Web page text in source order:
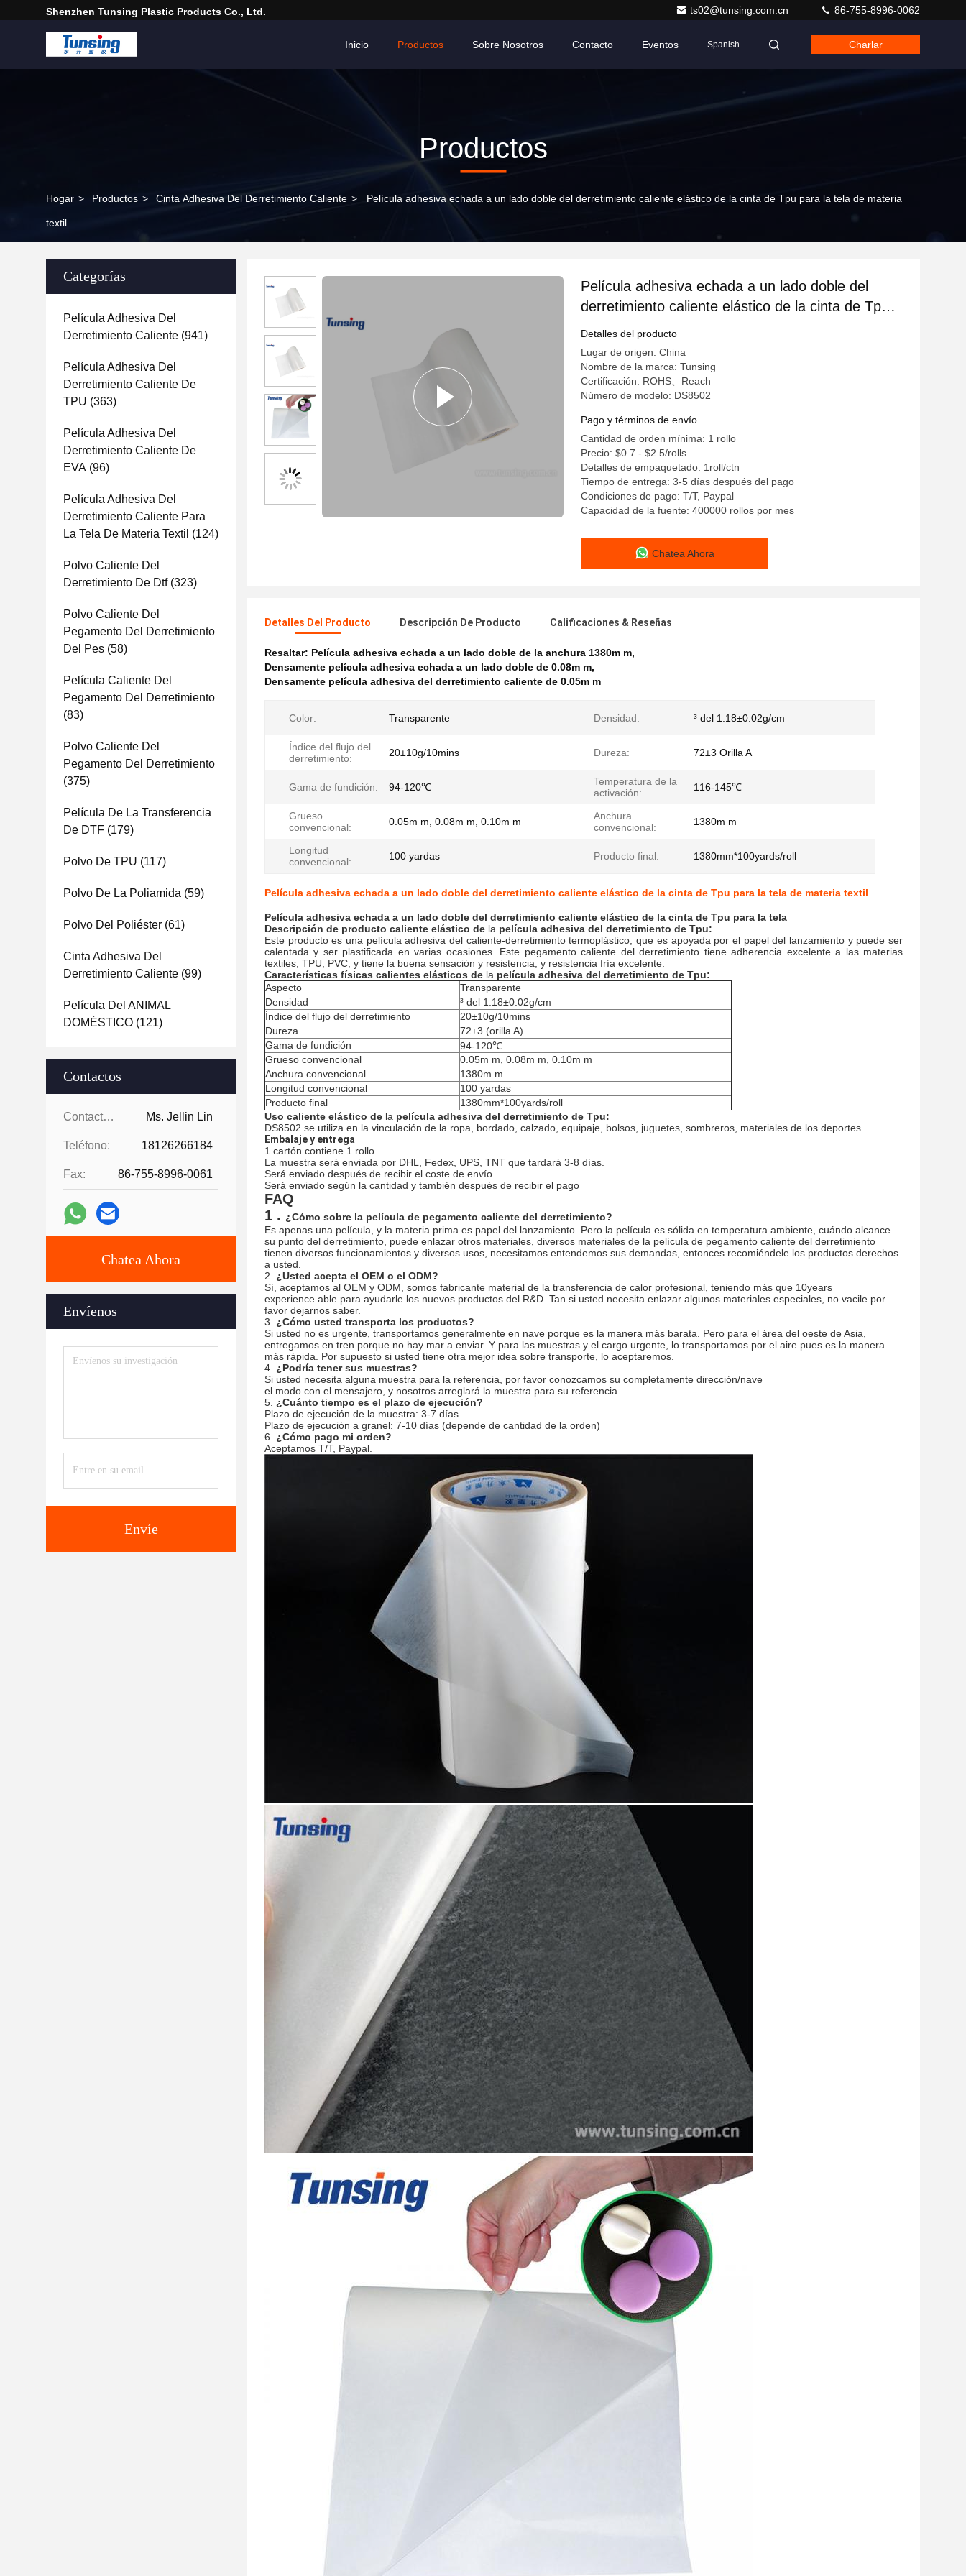
Shenzhen Tunsing Plastic Products Co., Ltd. ts02@tunsing.com.cn 86-755-8996-0062
Inicio Productos Sobre Nosotros Contacto Eventos Spanish Charlar
Productos
Hogar > Productos > Cinta Adhesiva Del Derretimiento Caliente > Película adhesiva echada a un lado doble del derretimiento caliente elástico de la cinta de Tpu para la tela de materia
textil
Categorías
Película Adhesiva Del
Derretimiento Caliente (941)
Película Adhesiva Del
Derretimiento Caliente De
TPU (363)
Película Adhesiva Del
Derretimiento Caliente De
EVA (96)
Película Adhesiva Del
Derretimiento Caliente Para
La Tela De Materia Textil (124)
Polvo Caliente Del
Derretimiento De Dtf(323)
Polvo Caliente Del
Pegamento Del Derretimiento
Del Pes (58)
Película Caliente Del
Pegamento Del Derretimiento
(83)
Polvo Caliente Del
Pegamento Del Derretimiento
(375)
Película De La Transferencia
De DTF (179)
Polvo De TPU (117)
Polvo De La Poliamida (59)
Polvo Del Poliéster (61)
Cinta Adhesiva Del
Derretimiento Caliente (99)
Película Del ANIMAL
DOMÉSTICO (121)
Contactos
Contactos: Ms. Jellin Lin
Teléfono: 18126266184
Fax: 86-755-8996-0061
Chatea Ahora
Envíenos
Envíe
Película adhesiva echada a un lado doble del
derretimiento caliente elástico de la cinta de Tpu
para la tela de materia textil
Detalles del producto
Lugar de origen: China
Nombre de la marca: Tunsing
Certificación: ROHS、Reach
Número de modelo: DS8502
Pago y términos de envío
Cantidad de orden mínima: 1 rollo
Precio: $0.7 - $2.5/rolls
Detalles de empaquetado: 1roll/ctn
Tiempo de entrega: 3-5 días después del pago
Condiciones de pago: T/T, Paypal
Capacidad de la fuente: 400000 rollos por mes
Chatea Ahora
Detalles Del Producto Descripción De Producto Calificaciones & Reseñas
Resaltar: Película adhesiva echada a un lado doble de la anchura 1380m m,
Densamente película adhesiva echada a un lado doble de 0.08m m,
Densamente película adhesiva del derretimiento caliente de 0.05m m
Color: Transparente Densidad: ³ del 1.18±0.02g/cm
Índice del flujo del
derretimiento:
20±10g/10mins Dureza: 72±3 Orilla A
Gama de fundición: 94-120℃
Temperatura de la
activación:
116-145℃
Grueso
convencional:
0.05m m, 0.08m m, 0.10m m
Anchura
convencional:
1380m m
Longitud
convencional:
100 yardas Producto final: 1380mm*100yards/roll
Película adhesiva echada a un lado doble del derretimiento caliente elástico de la cinta de Tpu para la tela de materia textil
Película adhesiva echada a un lado doble del derretimiento caliente elástico de la cinta de Tpu para la tela
Descripción de producto caliente elástico de la película adhesiva del derretimiento de Tpu:
Este producto es una película adhesiva del caliente-derretimiento termoplástico, que es apoyada por el papel del lanzamiento y puede ser
calentada y ser plastificada en varias ocasiones. Este pegamento caliente del derretimiento tiene adherencia excelente a las materias
textiles, TPU, PVC, y tiene la buena sensación y resistencia, y resistencia fría excelente.
Características físicas calientes elásticos de la película adhesiva del derretimiento de Tpu:
Aspecto
Transparente
Densidad
³ del 1.18±0.02g/cm
Índice del flujo del derretimiento
20±10g/10mins
Dureza
72±3 (orilla A)
Gama de fundición
94-120℃
Grueso convencional
0.05m m, 0.08m m, 0.10m m
Anchura convencional
1380m m
Longitud convencional
100 yardas
Producto final
1380mm*100yards/roll
Uso caliente elástico de la película adhesiva del derretimiento de Tpu:
DS8502 se utiliza en la vinculación de la ropa, bordado, calzado, equipaje, bolsos, juguetes, sombreros, materiales de los deportes.
Embalaje y entrega
1 cartón contiene 1 rollo.
La muestra será enviada por DHL, Fedex, UPS, TNT que tardará 3-8 días.
Será enviado después de recibir el coste de envío.
Será enviado según la cantidad y también después de recibir el pago
FAQ
1 . ¿Cómo sobre la película de pegamento caliente del derretimiento?
Es apenas una película, y la materia prima es papel del lanzamiento. Pero la película es sólida en temperatura ambiente, cuándo alcance
su punto del derretimiento, puede enlazar otros materiales, diversos materiales de la película de pegamento caliente del derretimiento
tienen diversos funcionamientos y diversos usos, necesitamos entendemos sus demandas, entonces recomiéndele los productos derechos
a usted.
2. ¿Usted acepta el OEM o el ODM?
Sí, aceptamos al OEM y ODM, somos fabricante material de la transferencia de calor profesional, teniendo más que 10years
experience.able para ayudarle los nuevos productos del R&D. Tan si usted necesita enlazar algunos materiales especiales, no vacile por
favor dejarnos saber.
3. ¿Cómo usted transporta los productos?
Si usted no es urgente, transportamos generalmente en nave porque es la manera más barata. Pero para el área del oeste de Asia,
entregamos en tren porque no hay mar a enviar. Y para las muestras y el cargo urgente, lo transportamos por el aire pues es la manera
más rápida. Por supuesto si usted tiene otra mejor idea sobre transporte, lo aceptaremos.
4. ¿Podría tener sus muestras?
Si usted necesita alguna muestra para la referencia, por favor conozcamos su completamente dirección/nave
el modo con el mensajero, y nosotros arreglará la muestra para su referencia.
5. ¿Cuánto tiempo es el plazo de ejecución?
Plazo de ejecución de la muestra: 3-7 días
Plazo de ejecución a granel: 7-10 días (depende de cantidad de la orden)
6. ¿Cómo pago mi orden?
Aceptamos T/T, Paypal.